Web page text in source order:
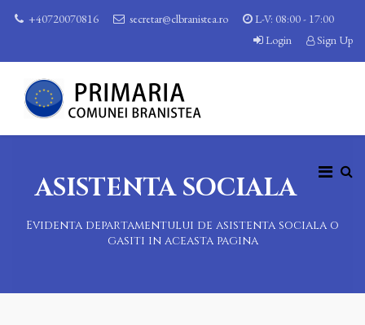
+40720070816 secretar@clbranistea.ro
L-V: 08:00 - 17:00
Login
Sign Up
ASISTENTA SOCIALA
Evidenta departamentului de asistenta sociala o
gasiti in aceasta pagina